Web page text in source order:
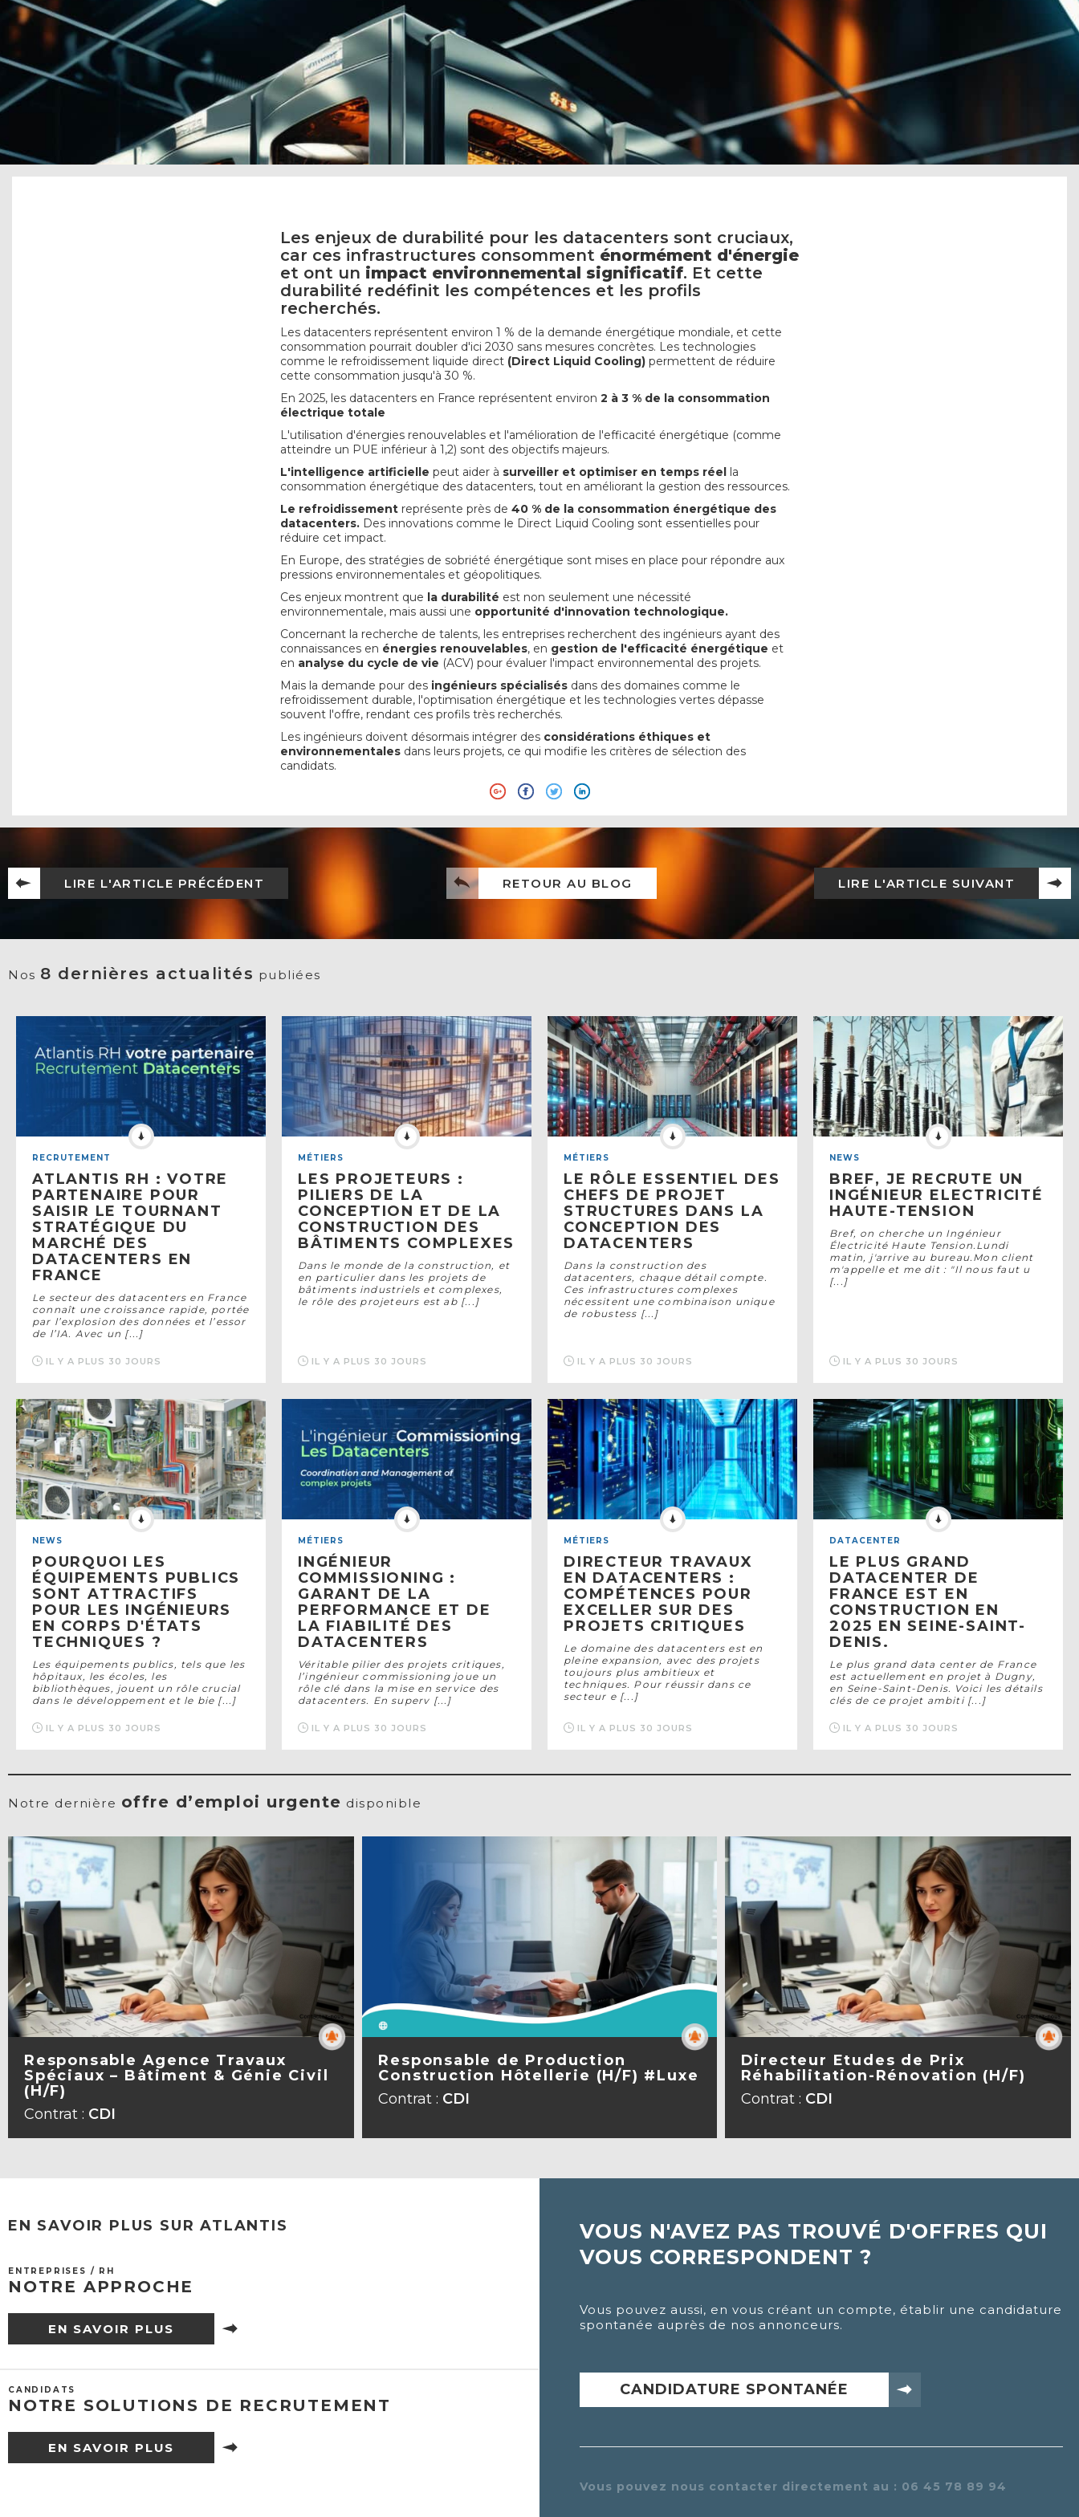
Les enjeux de durabilité pour les datacenters sont cruciaux,
car ces infrastructures consomment énormément d'énergie
et ont un impact environnemental significatif. Et cette
durabilité redéfinit les compétences et les profils
recherchés.
Les datacenters représentent environ 1 % de la demande énergétique mondiale, et cette
consommation pourrait doubler d'ici 2030 sans mesures concrètes. Les technologies
comme le refroidissement liquide direct (Direct Liquid Cooling)permettent de réduire
cette consommation jusqu'à 30 %.
En 2025, les datacenters en France représentent environ 2 à 3 % de la consommation
électrique totale
L'utilisation d'énergies renouvelables et l'amélioration de l'efficacité énergétique (comme
atteindre un PUE inférieur à 1,2) sont des objectifs majeurs.
L'intelligence artificielle peut aider à surveiller et optimiser en temps réel la
consommation énergétique des datacenters, tout en améliorant la gestion des ressources.
Le refroidissementreprésente près de 40 % de la consommation énergétique des
datacenters.Des innovations comme le Direct Liquid Cooling sont essentielles pour
réduire cet impact.
En Europe, des stratégies de sobriété énergétique sont mises en place pour répondre aux
pressions environnementales et géopolitiques.
Ces enjeux montrent que la durabilité est non seulement une nécessité
environnementale, mais aussi une opportunité d'innovation technologique.
Concernant la recherche de talents, les entreprises recherchent des ingénieurs ayant des
connaissances en énergies renouvelables, en gestion de l'efficacité énergétique et
en analyse du cycle de vie (ACV) pour évaluer l'impact environnemental des projets.
Mais la demande pour des ingénieurs spécialisésdans des domaines comme le
refroidissement durable, l'optimisation énergétique et les technologies vertes dépasse
souvent l'offre, rendant ces profils très recherchés.
Les ingénieurs doivent désormais intégrer des considérations éthiques et
environnementales dans leurs projets, ce qui modifie les critères de sélection des
candidats.
LIRE L'ARTICLE PRÉCÉDENT RETOUR AU BLOG LIRE L'ARTICLE SUIVANT
Nos 8 dernières actualités publiées
RECRUTEMENT
ATLANTIS RH : VOTRE
PARTENAIRE POUR
SAISIR LE TOURNANT
STRATÉGIQUE DU
MARCHÉ DES
DATACENTERS EN
FRANCE
Le secteur des datacenters en France
connaît une croissance rapide, portée
par l’explosion des données et l’essor
de l’IA. Avec un [...]
IL Y A PLUS 30 JOURS
MÉTIERS
LES PROJETEURS :
PILIERS DE LA
CONCEPTION ET DE LA
CONSTRUCTION DES
BÂTIMENTS COMPLEXES
Dans le monde de la construction, et
en particulier dans les projets de
bâtiments industriels et complexes,
le rôle des projeteurs est ab [...]
IL Y A PLUS 30 JOURS
MÉTIERS
LE RÔLE ESSENTIEL DES
CHEFS DE PROJET
STRUCTURES DANS LA
CONCEPTION DES
DATACENTERS
Dans la construction des
datacenters, chaque détail compte.
Ces infrastructures complexes
nécessitent une combinaison unique
de robustess [...]
IL Y A PLUS 30 JOURS
NEWS
BREF, JE RECRUTE UN
INGÉNIEUR ELECTRICITÉ
HAUTE-TENSION
Bref, on cherche un Ingénieur
Électricité Haute Tension.Lundi
matin, j'arrive au bureau.Mon client
m'appelle et me dit : "Il nous faut u
[...]
IL Y A PLUS 30 JOURS
NEWS
POURQUOI LES
ÉQUIPEMENTS PUBLICS
SONT ATTRACTIFS
POUR LES INGÉNIEURS
EN CORPS D'ÉTATS
TECHNIQUES ?
Les équipements publics, tels que les
hôpitaux, les écoles, les
bibliothèques, jouent un rôle crucial
dans le développement et le bie [...]
IL Y A PLUS 30 JOURS
MÉTIERS
INGÉNIEUR
COMMISSIONING :
GARANT DE LA
PERFORMANCE ET DE
LA FIABILITÉ DES
DATACENTERS
Véritable pilier des projets critiques,
l’ingénieur commissioning joue un
rôle clé dans la mise en service des
datacenters. En superv [...]
IL Y A PLUS 30 JOURS
MÉTIERS
DIRECTEUR TRAVAUX
EN DATACENTERS :
COMPÉTENCES POUR
EXCELLER SUR DES
PROJETS CRITIQUES
Le domaine des datacenters est en
pleine expansion, avec des projets
toujours plus ambitieux et
techniques. Pour réussir dans ce
secteur e [...]
IL Y A PLUS 30 JOURS
DATACENTER
LE PLUS GRAND
DATACENTER DE
FRANCE EST EN
CONSTRUCTION EN
2025 EN SEINE-SAINT-
DENIS.
Le plus grand data center de France
est actuellement en projet à Dugny,
en Seine-Saint-Denis. Voici les détails
clés de ce projet ambiti [...]
IL Y A PLUS 30 JOURS
Notre dernière offre d’emploi urgente disponible
Responsable Agence Travaux
Spéciaux – Bâtiment & Génie Civil
(H/F)
Contrat : CDI
Responsable de Production
Construction Hôtellerie (H/F) #Luxe
Contrat : CDI
Directeur Etudes de Prix
Réhabilitation-Rénovation (H/F)
Contrat : CDI
EN SAVOIR PLUS SUR ATLANTIS
ENTREPRISES / RH
NOTRE APPROCHE
EN SAVOIR PLUS
CANDIDATS
NOTRE SOLUTIONS DE RECRUTEMENT
EN SAVOIR PLUS
VOUS N'AVEZ PAS TROUVÉ D'OFFRES QUI
VOUS CORRESPONDENT ?
Vous pouvez aussi, en vous créant un compte, établir une candidature
spontanée auprès de nos annonceurs.
CANDIDATURE SPONTANÉE
Vous pouvez nous contacter directement au : 06 45 78 89 94